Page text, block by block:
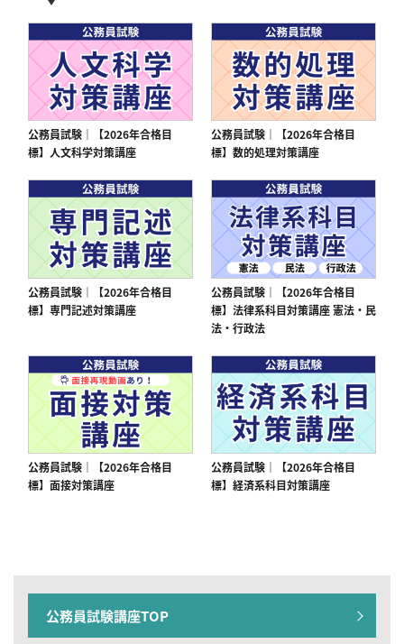
公務員試験｜【2026年合格目
標】人文科学対策講座
公務員試験｜【2026年合格目
標】数的処理対策講座
公務員試験｜【2026年合格目
標】専門記述対策講座
公務員試験｜【2026年合格目
標】法律系科目対策講座 憲法・民
法・行政法
公務員試験｜【2026年合格目
標】面接対策講座
公務員試験｜【2026年合格目
標】経済系科目対策講座
公務員試験講座TOP